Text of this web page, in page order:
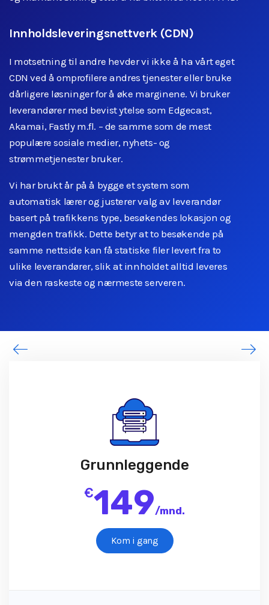
Innholdsleveringsnettverk (CDN)
I motsetning til andre hevder vi ikke å ha vårt eget
CDN ved å omprofilere andres tjenester eller bruke
dårligere løsninger for å øke marginene. Vi bruker
leverandører med bevist ytelse som Edgecast,
Akamai, Fastly m.fl. – de samme som de mest
populære sosiale medier, nyhets- og
strømmetjenester bruker.
Vi har brukt år på å bygge et system som
automatisk lærer og justerer valg av leverandør
basert på trafikkens type, besøkendes lokasjon og
mengden trafikk. Dette betyr at to besøkende på
samme nettside kan få statiske filer levert fra to
ulike leverandører, slik at innholdet alltid leveres
via den raskeste og nærmeste serveren.
Grunnleggende
€149/mnd.
Kom i gang